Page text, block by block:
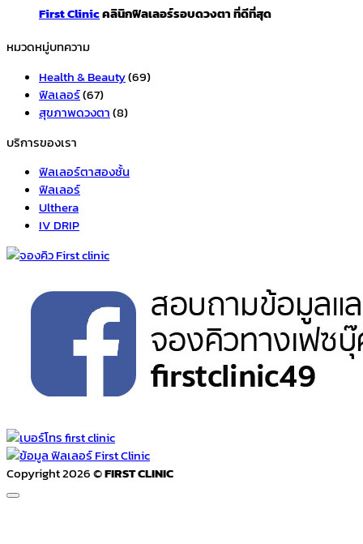
First Clinicคลินิกฟิลเลอร์รอบดวงตา ที่ดีที่สุด
หมวดหมู่บทความ
Health & Beauty(69)
ฟิลเลอร์(67)
สุขภาพดวงตา(8)
บริการของเรา
ฟิลเลอร์ตาสองชั้น
ฟิลเลอร์
Ulthera
IV DRIP
Copyright 2026 ©FIRST CLINIC